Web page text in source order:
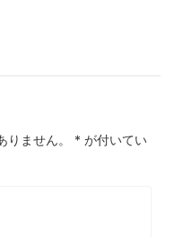
ません。 * が付いてい